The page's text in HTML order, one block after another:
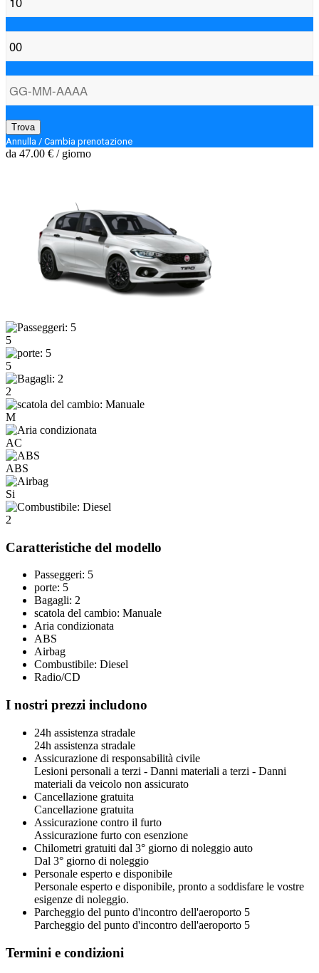
Trova
Annulla / Cambia prenotazione
da 47.00 € / giorno
5
5
2
M
AC
ABS
Si
2
Caratteristiche del modello
Passeggeri: 5
porte: 5
Bagagli: 2
scatola del cambio: Manuale
Aria condizionata
ABS
Airbag
Combustibile: Diesel
Radio/CD
I nostri prezzi includono
24h assistenza stradale
24h assistenza stradale
Assicurazione di responsabilità civile
Lesioni personali a terzi - Danni materiali a terzi - Danni
materiali da veicolo non assicurato
Cancellazione gratuita
Cancellazione gratuita
Assicurazione contro il furto
Assicurazione furto con esenzione
Chilometri gratuiti dal 3° giorno di noleggio auto
Dal 3° giorno di noleggio
Personale esperto e disponibile
Personale esperto e disponibile, pronto a soddisfare le vostre
esigenze di noleggio.
Parcheggio del punto d'incontro dell'aeroporto 5
Parcheggio del punto d'incontro dell'aeroporto 5
Termini e condizioni